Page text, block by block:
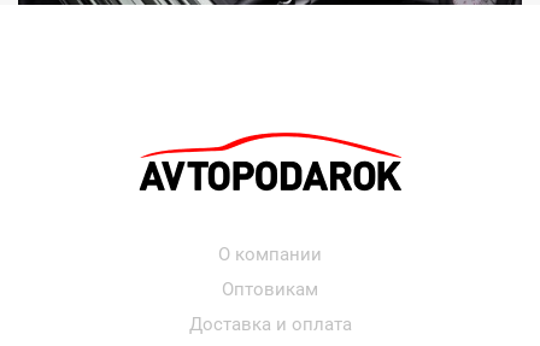
О компании
Оптовикам
Доставка и оплата